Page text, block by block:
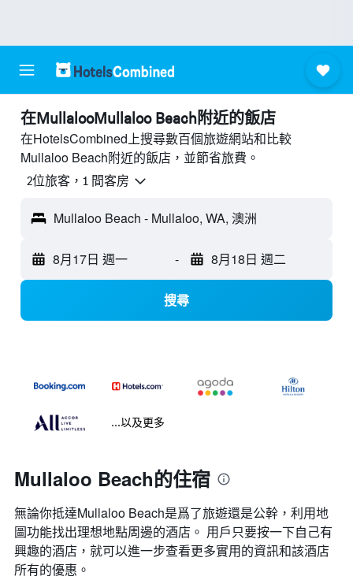
​在MullalooMullaloo Beach附近​的飯店
在HotelsCombined上搜尋數百個旅遊網站和比較
Mullaloo Beach附近的飯店，並節省旅費。
2位旅客，1 間客房
Mullaloo Beach - Mullaloo, WA, 澳洲
8月17日 週一 - 8月18日 週二
搜尋
...以及更多
Mullaloo Beach的住宿
無論你抵達Mullaloo Beach​是爲了旅遊還是公幹，利用地
圖功能找出理想地點周邊的酒店。 用戶只要按一下自己有
興趣的酒店，就可以進一步查看更多實用的資訊和該酒店
所有的優惠。